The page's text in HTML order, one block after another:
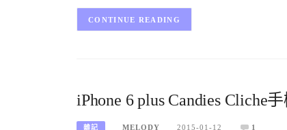
CONTINUE READING
iPhone 6 plus Candies Cliche
雜記 MELODY 2015-01-12 1